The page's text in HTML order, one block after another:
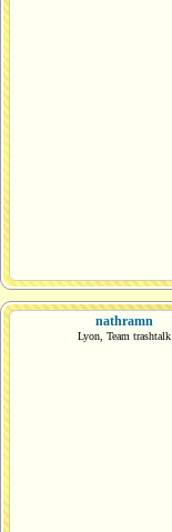
nathramn
Lyon, Team trashtalk